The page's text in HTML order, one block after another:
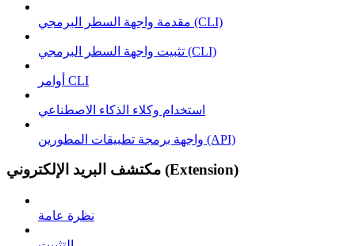
مقدمة واجهة السطر البرمجي (CLI)
تثبيت واجهة السطر البرمجي (CLI)
أوامر CLI
استخدام وكلاء الذكاء الاصطناعي
واجهة برمجة تطبيقات المطورين (API)
مكتشف البريد الإلكتروني (Extension)
نظرة عامة